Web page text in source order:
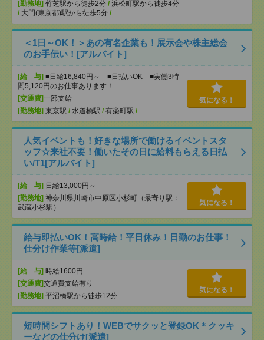
[勤務地] 竹芝駅から徒歩2分 / 浜松町駅から徒歩4分
/ 大門(東京都)駅から徒歩5分 / …
＜1日～OK！＞あの有名企業も！展示会や株主総会
のお手伝い！[アルバイト]
[給 与] ■日給16,840円～ ■日払いOK ■実働3時
間5,120円のお仕事あります！
[交通費]一部支給
[勤務地] 東京駅 / 水道橋駅 / 有楽町駅 / …
気になる！
人気イベントも！好きな場所で働けるイベントスタ
ッフ☆来社不要！働いたその日に給料もらえる日払
い/T1[アルバイト]
[給 与] 日給13,000円～
[勤務地] 神奈川県川崎市中原区小杉町（最寄り駅：
武蔵小杉駅）
気になる！
給与即払いOK！高時給！平日休み！日勤のお仕事！
仕分け作業等[派遣]
[給 与] 時給1600円
[交通費]交通費支給有り
[勤務地] 平沼橋駅から徒歩12分
気になる！
短時間シフトあり！WEBでサクッと登録OK＊クッキ
ーなどの仕分け[派遣]